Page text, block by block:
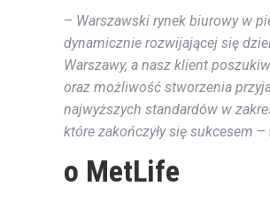
– Warszawski rynek biurowy w
dynamicznie rozwijającej się
Warszawy, a nasz klient
oraz możliwość stworzenia
najwyższych standardów w
które zakończyły się sukcesem –
o MetLife